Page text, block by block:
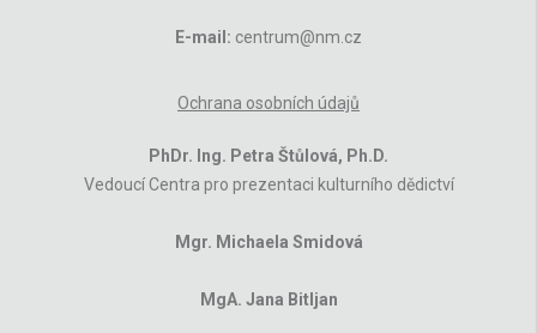
E-mail: centrum@nm.cz
Ochrana osobních údajů
PhDr. Ing. Petra Štůlová, Ph.D.
Vedoucí Centra pro prezentaci kulturního dědictví
Mgr. Michaela Smidová
MgA. Jana Bitljan